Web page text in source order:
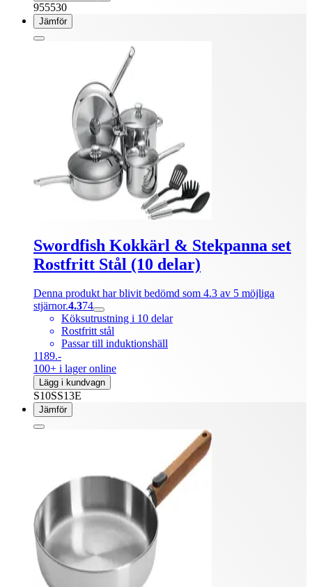
955530
Jämför
Swordfish Kokkärl & Stekpanna set
Rostfritt Stål (10 delar)
Denna produkt har blivit bedömd som 4.3 av 5 möjliga
stjärnor.4.374
Köksutrustning i 10 delar
Rostfritt stål
Passar till induktionshäll
1189.-
100+ i lager online
Lägg i kundvagn
S10SS13E
Jämför